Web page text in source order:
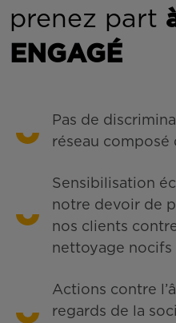
prenez part
ENGAGÉ
Pas de
réseau composé
Sensibilisation
notre devoir de
nos clients
nettoyage nocifs
Actions contre
regards de la